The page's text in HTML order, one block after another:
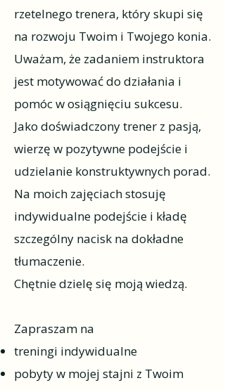
rzetelnego trenera, który skupi się
na rozwoju Twoim i Twojego konia.
Uważam, że zadaniem instruktora
jest motywować do działania i
pomóc w osiągnięciu sukcesu.
Jako doświadczony trener z pasją,
wierzę w pozytywne podejście i
udzielanie konstruktywnych porad.
Na moich zajęciach stosuję
indywidualne podejście i kładę
szczególny nacisk na dokładne
tłumaczenie.
Chętnie dzielę się moją wiedzą.
Zapraszam na
treningi indywidualne
pobyty w mojej stajni z Twoim